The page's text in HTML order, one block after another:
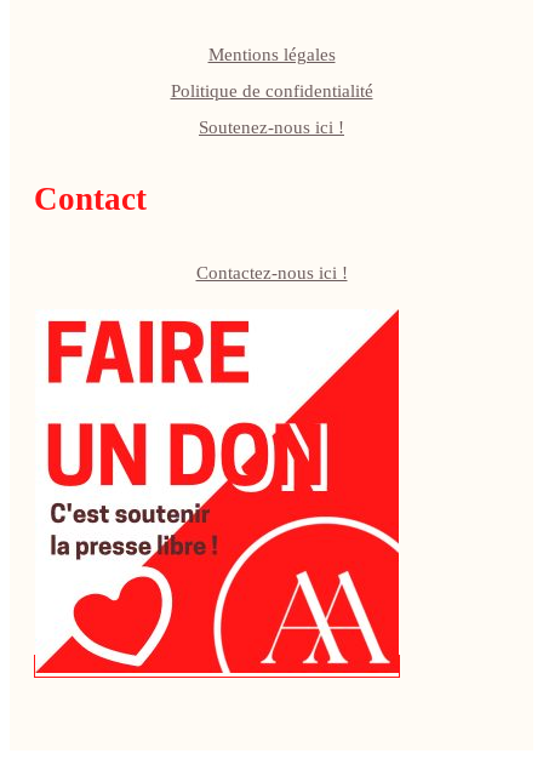
Mentions légales
Politique de confidentialité
Soutenez-nous ici !
Contact
Contactez-nous ici !